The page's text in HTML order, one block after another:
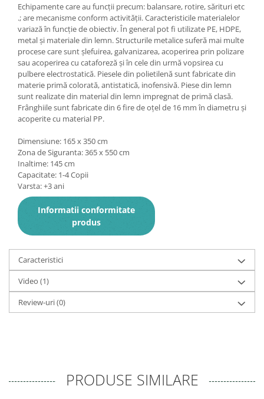
Echipamente care au funcții precum: balansare, rotire, sărituri etc
.; are mecanisme conform activității. Caracteristicile materialelor
variază în funcție de obiectiv. În general pot fi utilizate PE, HDPE,
metal și materiale din lemn. Structurile metalice suferă mai multe
procese care sunt șlefuirea, galvanizarea, acoperirea prin polizare
sau acoperirea cu cataforeză și în cele din urmă vopsirea cu
pulbere electrostatică. Piesele din polietilenă sunt fabricate din
materie primă colorată, antistatică, inofensivă. Piese din lemn
sunt realizate din material din lemn impregnat de primă clasă.
Frânghiile sunt fabricate din 6 fire de oțel de 16 mm în diametru și
acoperite cu material PP.
Dimensiune: 165 x 350 cm
Zona de Siguranta: 365 x 550 cm
Inaltime: 145 cm
Capacitate: 1-4 Copii
Varsta: +3 ani
Informatii conformitate
produs
Caracteristici
Video (1)
Review-uri(0)
PRODUSE SIMILARE